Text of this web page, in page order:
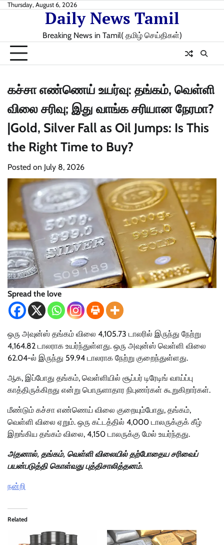
SkipThursday, August 6, 2026
Daily News Tamil
Breaking News in Tamil( தமிழ் செய்திகள்)
கச்சா எண்ணெய் உயர்வு: தங்கம், வெள்ளி
விலை சரிவு; இது வாங்க சரியான நேரமா?
|Gold, Silver Fall as Oil Jumps: Is This
the Right Time to Buy?
Posted on July 8, 2026
Spread the love
ஒரு அவுன்ஸ் தங்கம் விலை 4,105.73 டாலரில் இருந்து நேற்று
4,164.82 டாலராக உயர்ந்துள்ளது. ஒரு அவுன்ஸ் வெள்ளி விலை
62.04-ல் இருந்து 59.94 டாலராக நேற்று குறைந்துள்ளது.
ஆக, இப்போது தங்கம், வெள்ளியில் சூப்பர் டிரேடிங் வாய்ப்பு
காத்திருக்கிறது என்று பொருளாதார நிபுணர்கள் கூறுகிறார்கள்.
மீண்டும் கச்சா எண்ணெய் விலை குறையும்போது, தங்கம்,
வெள்ளி விலை ஏறும். ஒரு கட்டத்தில் 4,000 டாலருக்குக் கீழ்
இறங்கிய தங்கம் விலை, 4,150 டாலருக்கு மேல் உயர்ந்தது.
அதனால், தங்கம், வெள்ளி விலையில் தற்போதைய சரிவைப்
பயன்படுத்தி கொள்வது புத்திசாலித்தனம்.
நன்றி
Related